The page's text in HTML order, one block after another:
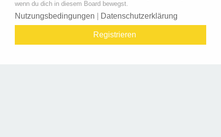
wenn du dich in diesem Board bewegst.
Nutzungsbedingungen Datenschutzerklärung
Registrieren